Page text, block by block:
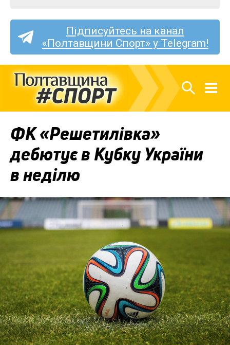
Підписуйтесь на канал
«Полтавщини Спорт» у Telegram!
ФК «Решетилівка»
дебютує в Кубку України
в неділю